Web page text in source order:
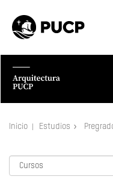
Inicio Estudios